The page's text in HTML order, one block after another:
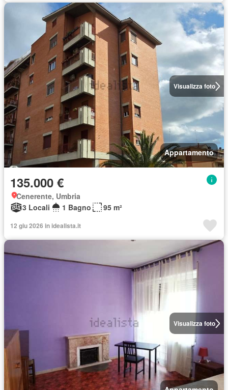
Visualizza foto
Appartamento
135.000 €
Cenerente, Umbria
3 Locali
1 Bagno 95 m²
12 giu 2026 in idealista.it
Visualizza foto